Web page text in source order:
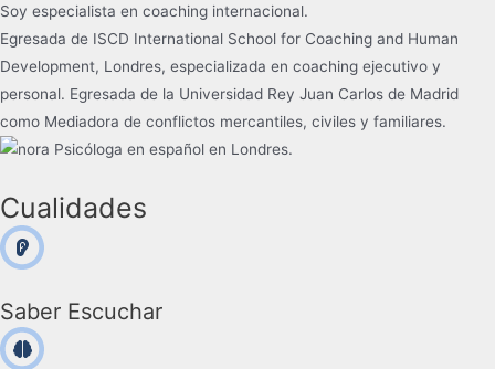
Soy especialista en coaching internacional.
Egresada de ISCD International School for Coaching and Human
Development, Londres, especializada en coaching ejecutivo y
personal. Egresada de la Universidad Rey Juan Carlos de Madrid
como Mediadora de conflictos mercantiles, civiles y familiares.
Cualidades
Saber Escuchar